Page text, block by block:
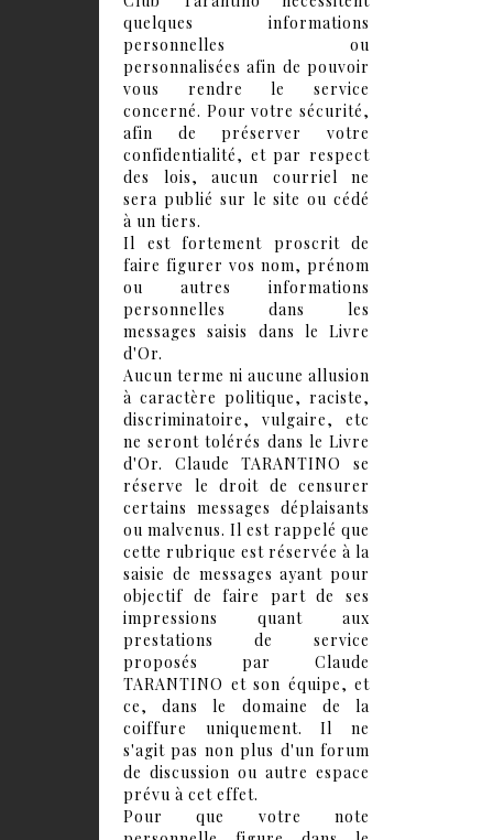
quelques informations
personnelles ou
personnalisées afin de pouvoir
vous rendre le service
concerné. Pour votre sécurité,
afin de préserver votre
confidentialité, et par respect
des lois, aucun courriel ne
sera publié sur le site ou cédé
à un tiers.
Il est fortement proscrit de
faire figurer vos nom, prénom
ou autres informations
personnelles dans les
messages saisis dans le Livre
d'Or.
Aucun terme ni aucune allusion
à caractère politique, raciste,
discriminatoire, vulgaire, etc
ne seront tolérés dans le Livre
d'Or. Claude TARANTINO se
réserve le droit de censurer
certains messages déplaisants
ou malvenus. Il est rappelé que
cette rubrique est réservée à la
saisie de messages ayant pour
objectif de faire part de ses
impressions quant aux
prestations de service
proposés par Claude
TARANTINO et son équipe, et
ce, dans le domaine de la
coiffure uniquement. Il ne
s'agit pas non plus d'un forum
de discussion ou autre espace
prévu à cet effet.
Pour que votre note